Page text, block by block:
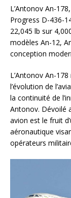
L’Antonov An-
Progress D-436-
22,045 lb sur
modèles An-12,
conception
L’Antonov An-
l’évolution de
la continuité de
Antonov. Dévoilé
avion est le fruit
aéronautique
opérateurs